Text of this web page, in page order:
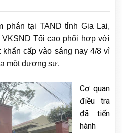
phán tại TAND tỉnh Gia Lai,
Tối cao phối hợp với
cấp vào sáng nay 4/8 vì
một đương sự.
Cơ quan
điều tra
đã tiến
hành